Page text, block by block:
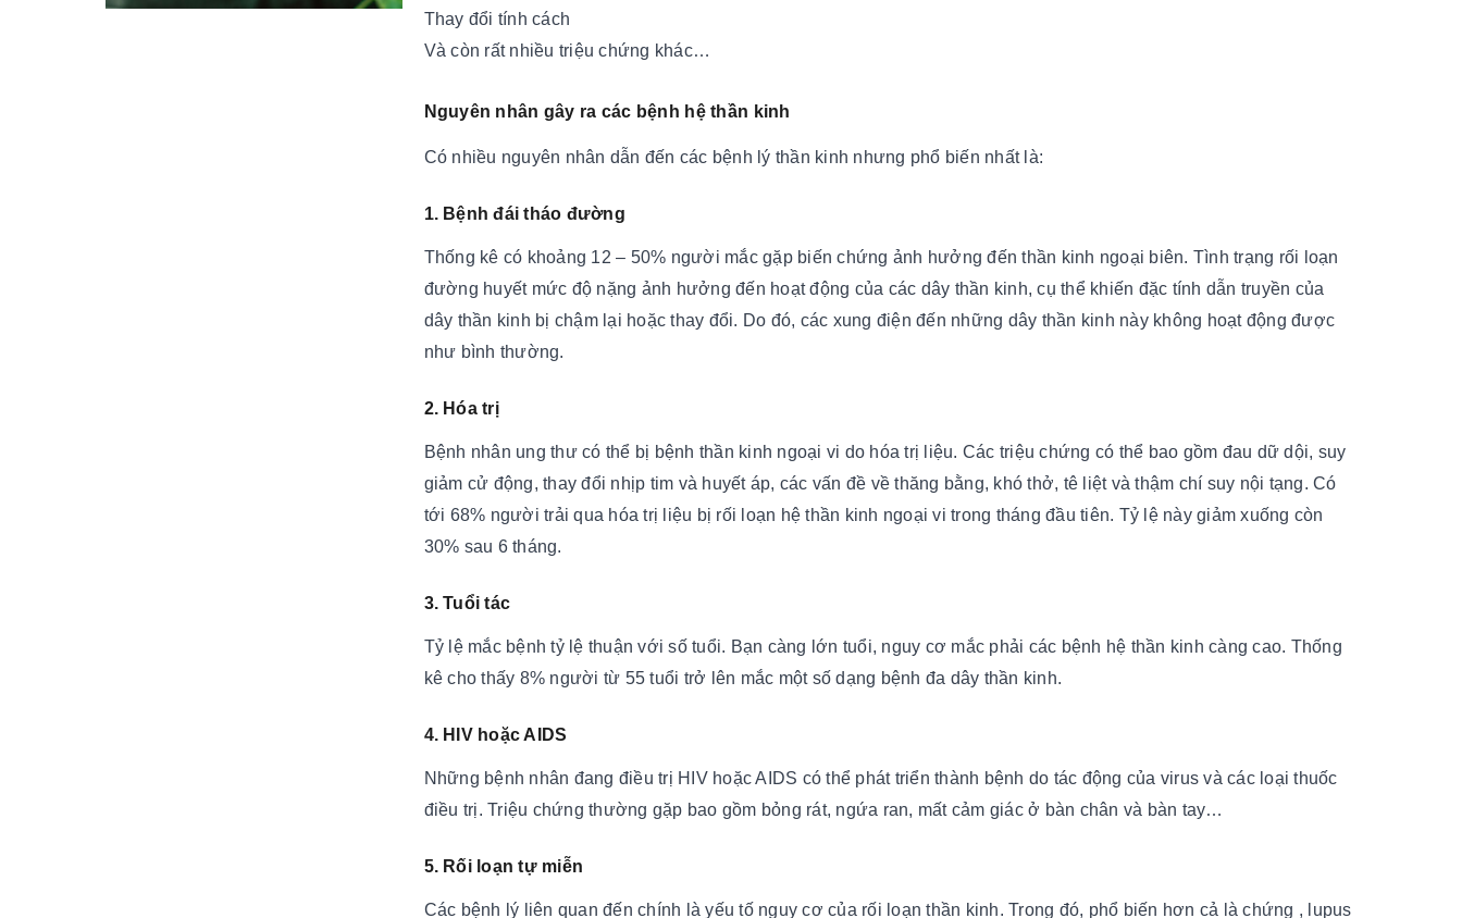
Thay đổi tính cách
Và còn rất nhiều triệu chứng khác…
Nguyên nhân gây ra các bệnh hệ thần kinh
Có nhiều nguyên nhân dẫn đến các bệnh lý thần kinh nhưng phổ biến nhất là:
1. Bệnh đái tháo đường
Thống kê có khoảng 12 – 50% người mắc gặp biến chứng ảnh hưởng đến thần kinh ngoại biên. Tình trạng rối loạn
đường huyết mức độ nặng ảnh hưởng đến hoạt động của các dây thần kinh, cụ thể khiến đặc tính dẫn truyền của
dây thần kinh bị chậm lại hoặc thay đổi. Do đó, các xung điện đến những dây thần kinh này không hoạt động được
như bình thường.
2. Hóa trị
Bệnh nhân ung thư có thể bị bệnh thần kinh ngoại vi do hóa trị liệu. Các triệu chứng có thể bao gồm đau dữ dội, suy
giảm cử động, thay đổi nhịp tim và huyết áp, các vấn đề về thăng bằng, khó thở, tê liệt và thậm chí suy nội tạng. Có
tới 68% người trải qua hóa trị liệu bị rối loạn hệ thần kinh ngoại vi trong tháng đầu tiên. Tỷ lệ này giảm xuống còn
30% sau 6 tháng.
3. Tuổi tác
Tỷ lệ mắc bệnh tỷ lệ thuận với số tuổi. Bạn càng lớn tuổi, nguy cơ mắc phải các bệnh hệ thần kinh càng cao. Thống
kê cho thấy 8% người từ 55 tuổi trở lên mắc một số dạng bệnh đa dây thần kinh.
4. HIV hoặc AIDS
Những bệnh nhân đang điều trị HIV hoặc AIDS có thể phát triển thành bệnh do tác động của virus và các loại thuốc
điều trị. Triệu chứng thường gặp bao gồm bỏng rát, ngứa ran, mất cảm giác ở bàn chân và bàn tay…
5. Rối loạn tự miễn
Các bệnh lý liên quan đến chính là yếu tố nguy cơ của rối loạn thần kinh. Trong đó, phổ biến hơn cả là chứng , lupus